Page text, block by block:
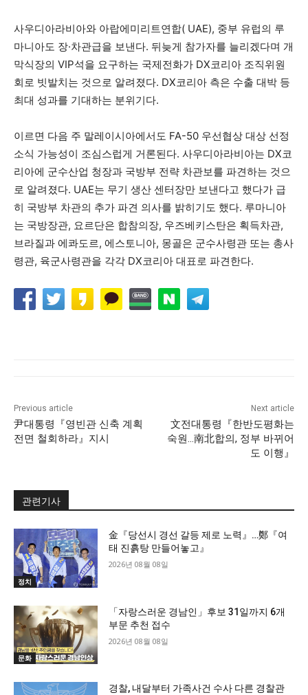
사우디아라비아와 아랍에미리트연합( UAE), 중부 유럽의 루
마니아도 장·차관급을 보낸다. 뒤늦게 참가자를 늘리겠다며 개
막식장의 VIP석을 요구하는 국제전화가 DX코리아 조직위원
회로 빗발치는 것으로 알려졌다. DX코리아 측은 수출 대박 등
최대 성과를 기대하는 분위기다.
이르면 다음 주 말레이시아에서도 FA-50 우선협상 대상 선정
소식 가능성이 조심스럽게 거론된다. 사우디아라비아는 DX코
리아에 군수산업 청장과 국방부 전략 차관보를 파견하는 것으
로 알려졌다. UAE는 무기 생산 센터장만 보낸다고 했다가 급
히 국방부 차관의 추가 파견 의사를 밝히기도 했다. 루마니아
는 국방장관, 요르단은 합참의장, 우즈베키스탄은 획득차관,
브라질과 에콰도르, 에스토니아, 몽골은 군수사령관 또는 총사
령관, 육군사령관을 각각 DX코리아 대표로 파견한다.
Previous article
尹대통령『영빈관 신축 계획
전면 철회하라』지시
Next article
文전대통령『한반도평화는
숙원…南北합의, 정부 바뀌어
도 이행』
관련기사
정치
金『당선시 경선 갈등 제로 노력』…鄭『여
태 진흙탕 만들어놓고』
2026년 08월 08일
문화
「자랑스러운 경남인」후보 31일까지 6개
부문 추천 접수
2026년 08월 08일
경찰, 내달부터 가족사건 수사 다른 경찰관